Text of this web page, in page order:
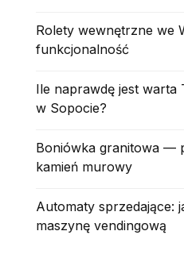
Rolety wewnętrzne we
funkcjonalność
Ile naprawdę jest warta
w Sopocie?
Boniówka granitowa —
kamień murowy
Automaty sprzedające:
maszynę vendingową